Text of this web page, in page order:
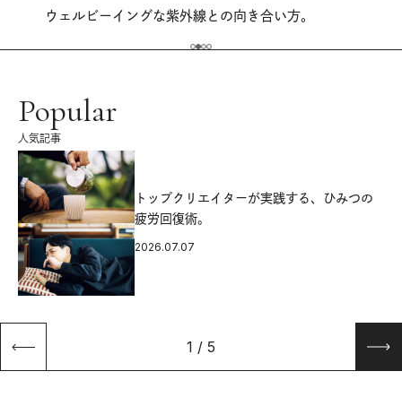
ウェルビーイングな紫外線との向き合い方。
Popular
人気記事
トップクリエイターが実践する、ひみつの
疲労回復術。
2026.07.07
1 / 5